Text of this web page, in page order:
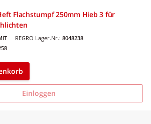
Flachstumpf 250mm Hieb 3 für
REGRO Lager.Nr.: 8048238
Einloggen